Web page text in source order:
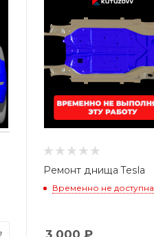
Ремонт днища Tesla
Временно не доступна
3 000 ₽